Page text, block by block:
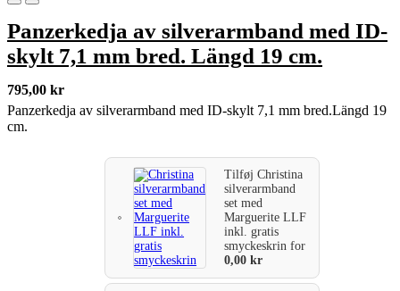
Panzerkedja av silverarmband med ID-
skylt 7,1 mm bred. Längd 19 cm.
795,00 kr
Panzerkedja av silverarmband med ID-skylt 7,1 mm bred.Längd 19
cm.
TilføjChristina
silverarmband
set med
Marguerite LLF
inkl. gratis
smyckeskrinfor
0,00kr